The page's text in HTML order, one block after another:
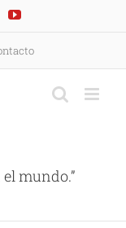
YouTube
mundo.”